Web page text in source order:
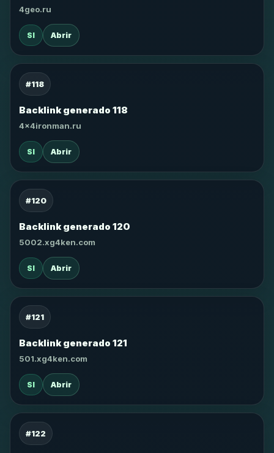
4geo.ru
SI Abrir
#118
Backlink generado 118
4x4ironman.ru
SI Abrir
#120
Backlink generado 120
5002.xg4ken.com
SI Abrir
#121
Backlink generado 121
501.xg4ken.com
SI Abrir
#122